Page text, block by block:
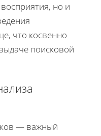
но и
что косвенно
поисковой
— важный